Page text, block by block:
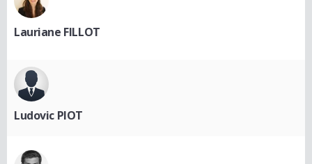
Lauriane FILLOT
Ludovic PIOT